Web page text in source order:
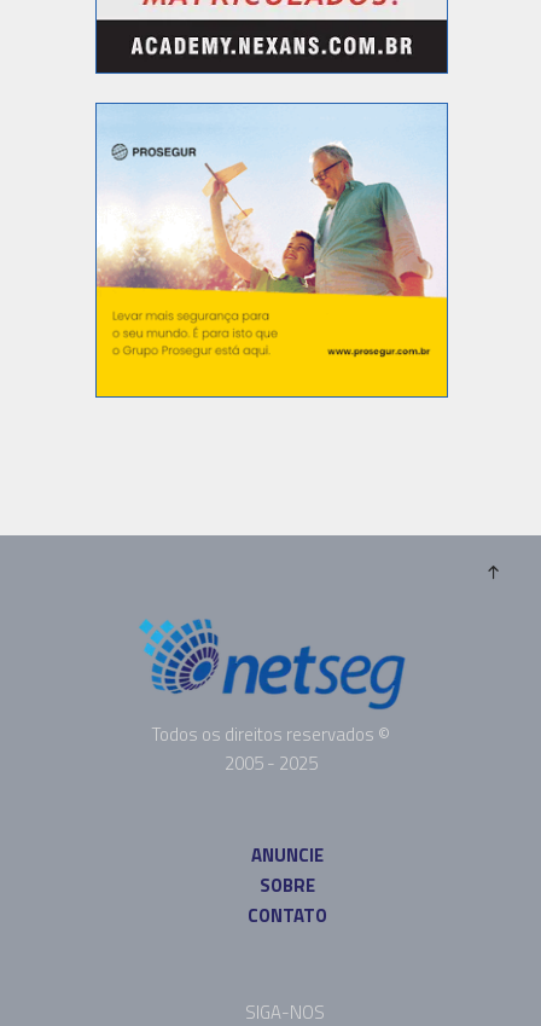
Todos os direitos reservados ©
2005 - 2025
ANUNCIE
SOBRE
CONTATO
SIGA-NOS